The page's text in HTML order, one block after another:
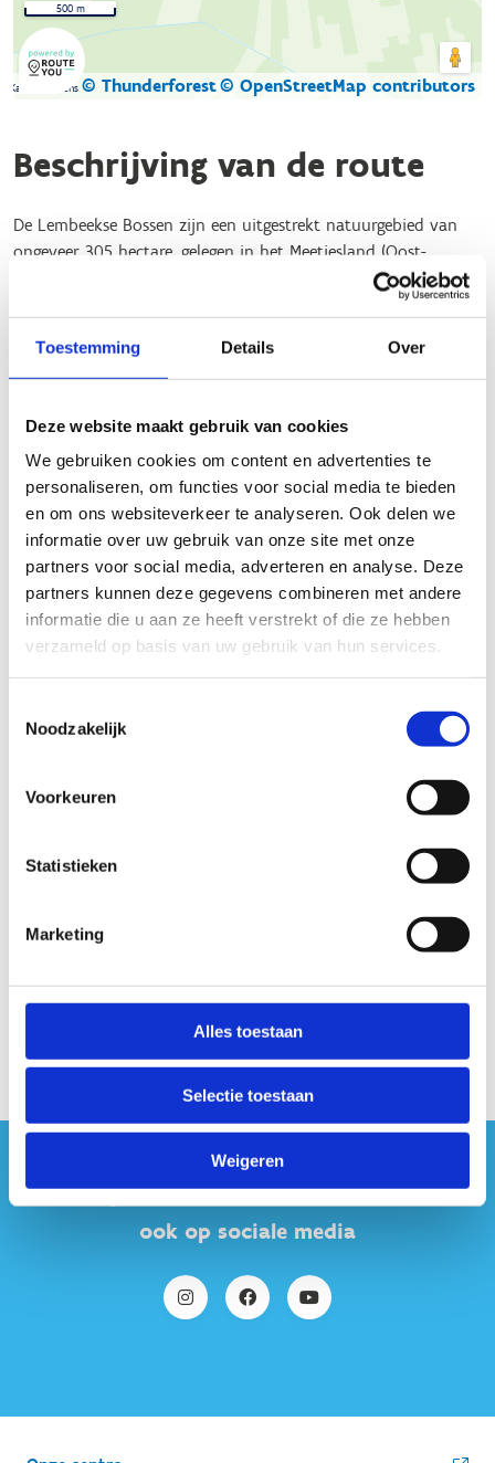
Toestemming Details Over
Deze website maakt gebruik van cookies
We gebruiken cookies om content en advertenties te
personaliseren, om functies voor social media te bieden
en om ons websiteverkeer te analyseren. Ook delen we
informatie over uw gebruik van onze site met onze
partners voor social media, adverteren en analyse. Deze
partners kunnen deze gegevens combineren met andere
informatie die u aan ze heeft verstrekt of die ze hebben
verzameld op basis van uw gebruik van hun services.
Noodzakelijk
Voorkeuren
Statistieken
Marketing
Alles toestaan
Selectie toestaan
Weigeren
Kaartgegevens © Thunderforest© OpenStreetMap contributors
500 m
Beschrijving van de route
De Lembeekse Bossen zijn een uitgestrekt natuurgebied van
ongeveer 305 hectare, gelegen in het Meetjesland (Oost-
Vlaanderen). Het gebied bestaat uit een afwisselend landschap
van loof- en naaldbossen, glooiende velden en kleurrijke
Een ideaal gebied dus om er te gaan recreëren. Naast wandel-,
bewegwijzerde looproute met start aan de parking van het
bos (Tragelstraat 12 9971 Kaprijke).
2 looplussen:
De groene lus: 5 km, bestaande uit 100% onverharde
paden
De blauwe lus: 3 km, bestaande uit 100% onverharde
paden
Beloopbaarheid tijdens nattere perioden : redelijk goed
beloopbaar
Moeilijkheidsgraad: makkelijk
Tragelstraat
#sportersbelevenmeer
ook op sociale media